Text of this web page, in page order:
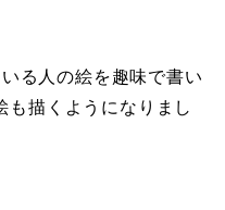
る人の絵を趣味で書い
も描くようになりまし